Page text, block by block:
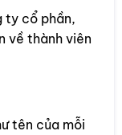
ty cổ phần,
về thành viên
tên của mỗi